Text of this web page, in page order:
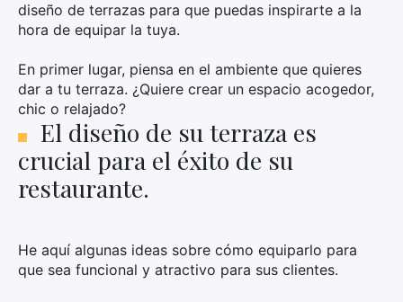
diseño de terrazas para que puedas inspirarte a la
hora de equipar la tuya.
En primer lugar, piensa en el ambiente que quieres
dar a tu terraza. ¿Quiere crear un espacio acogedor,
chic o relajado?
El diseño de su terraza es
crucial para el éxito de su
restaurante.
He aquí algunas ideas sobre cómo equiparlo para
que sea funcional y atractivo para sus clientes.